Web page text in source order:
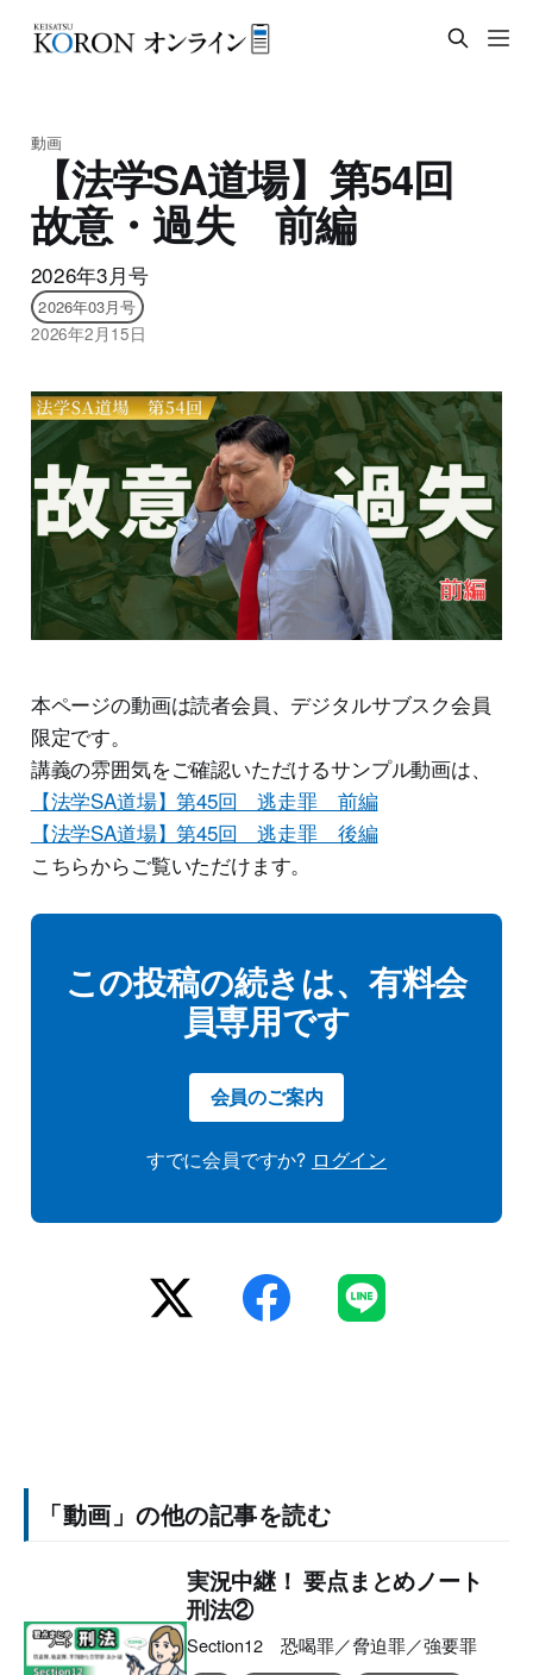
動画
【法学SA道場】第54回
故意・過失 前編
2026年3月号
2026年03月号
2026年2月15日
本ページの動画は読者会員、デジタルサブスク会員
限定です。
講義の雰囲気をご確認いただけるサンプル動画は、
【法学SA道場】第45回 逃走罪 前編
【法学SA道場】第45回 逃走罪 後編
こちらからご覧いただけます。
この投稿の続きは、有料会
員専用です
会員のご案内
すでに会員ですか? ログイン
「動画」の他の記事を読む
実況中継！ 要点まとめノート
刑法②
Section12 恐喝罪／脅迫罪／強要罪